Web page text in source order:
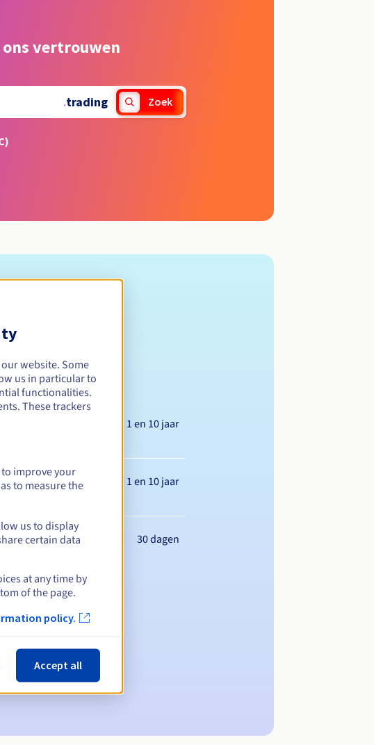
vertrouwen
.trading Zoek
Tussen 1 en 10 jaar
Tussen 1 en 10 jaar
30 dagen
te melden
website. Some
us in particular to
functionalities.
These trackers
improve your
to measure the
us to display
certain data
at any time by
of the page.
policy.
Accept all